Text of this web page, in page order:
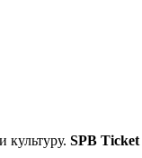
культуру. SPB Ticket